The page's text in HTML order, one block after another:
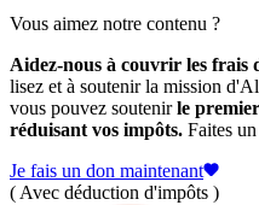
Vous aimez notre contenu ?
Aidez-nous à couvrir les frais
lisez et à soutenir la mission
vous pouvez soutenirle
réduisant vos impôts. Faites
Je fais un don maintenant
( Avec déduction d'impôts )